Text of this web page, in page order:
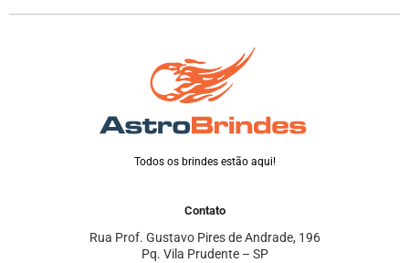
Todos os brindes estão aqui!
Contato
Rua Prof. Gustavo Pires de Andrade, 196
Pq. Vila Prudente – SP